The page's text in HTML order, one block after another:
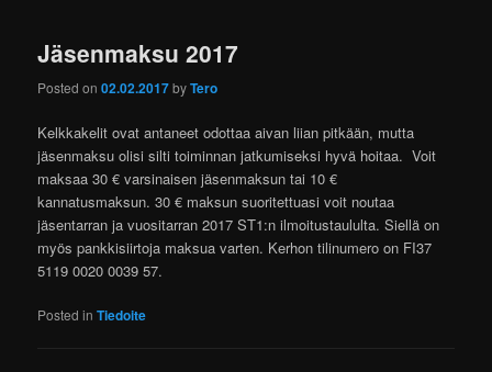
Jäsenmaksu 2017
Posted on02.02.2017byTero
Kelkkakelit ovat antaneet odottaa aivan liian pitkään, mutta
jäsenmaksu olisi silti toiminnan jatkumiseksi hyvä hoitaa. Voit
maksaa 30 € varsinaisen jäsenmaksun tai 10 €
kannatusmaksun. 30 € maksun suoritettuasi voit noutaa
jäsentarran ja vuositarran 2017 ST1:n ilmoitustaululta. Siellä on
myös pankkisiirtoja maksua varten. Kerhon tilinumero on FI37
5119 0020 0039 57.
Posted in Tiedoite